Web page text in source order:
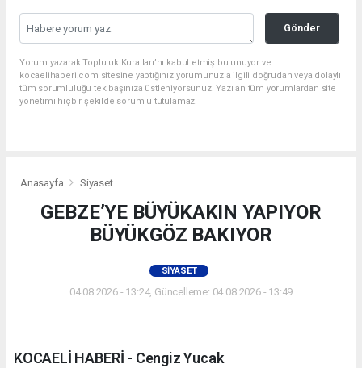
Gönder
Yorum yazarak Topluluk Kuralları’nı kabul etmiş bulunuyor ve
kocaelihaberi.com sitesine yaptığınız yorumunuzla ilgili doğrudan veya dolaylı
tüm sorumluluğu tek başınıza üstleniyorsunuz. Yazılan tüm yorumlardan site
yönetimi hiçbir şekilde sorumlu tutulamaz.
Anasayfa Siyaset
GEBZE’YE BÜYÜKAKIN YAPIYOR
BÜYÜKGÖZ BAKIYOR
SIYASET
04.08.2026 - 13:24, Güncelleme: 04.08.2026 - 13:49
KOCAELİ HABERİ - Cengiz Yucak